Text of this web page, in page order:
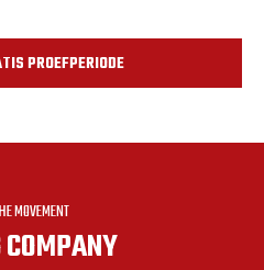
PROEFPERIODE
MOVEMENT